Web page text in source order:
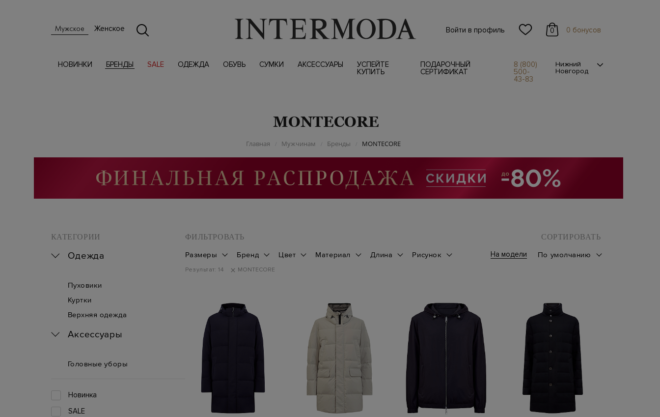
Мужское Женское Войти в профиль 0 0 бонусов
НОВИНКИ БРЕНДЫ SALE ОДЕЖДА ОБУВЬ СУМКИ АКСЕССУАРЫ
УСПЕЙТЕ
КУПИТЬ
ПОДАРОЧНЫЙ
СЕРТИФИКАТ
8 (800)
500-
43-83
Нижний
Новгород
MONTECORE
Главная / Мужчинам / Бренды / MONTECORE
КАТЕГОРИИ
Одежда
Пуховики
Куртки
Верхняя одежда
Аксессуары
Головные уборы
Новинка
SALE
ФИЛЬТРОВАТЬ
Размеры Бренд Цвет Материал Длина Рисунок На модели
СОРТИРОВАТЬ
По умолчанию
Результат: 14 MONTECORE